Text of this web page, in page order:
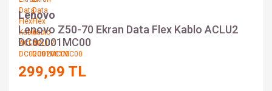
Lenovo
Lenovo Z50-70 Ekran Data Flex Kablo ACLU2
DC02001MC00
299,99 TL